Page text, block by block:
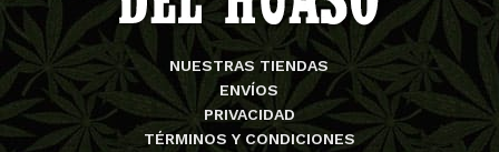
NUESTRAS TIENDAS
ENVÍOS
PRIVACIDAD
TÉRMINOS Y CONDICIONES